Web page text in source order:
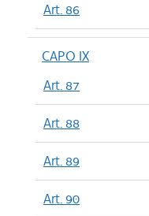
Art. 86
CAPO IX
Art. 87
Art. 88
Art. 89
Art. 90